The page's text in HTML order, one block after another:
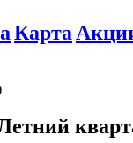
Карта